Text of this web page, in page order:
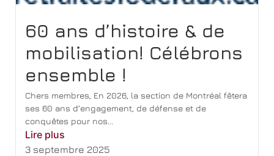
60 ans d’histoire & de
mobilisation! Célébrons
ensemble !
Chers membres, En 2026, la section de Montréal fêtera
ses 60 ans d’engagement, de défense et de
conquêtes pour nos...
Lire plus
3 septembre 2025